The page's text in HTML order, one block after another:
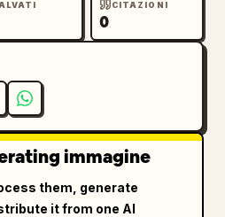
CITAZIONI
0
immagine
them, generate
it from one AI